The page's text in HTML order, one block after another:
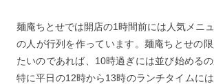
麺庵ちとせでは開店の1時間前には人気メニ
の人が行列を作っています。麺庵ちとせの
たいのであれば、10時過ぎには並び始めるの
特に平日の12時から13時のランチタイムに